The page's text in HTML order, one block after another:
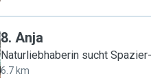
8. Anja
Naturliebhaberin sucht
6.7 km